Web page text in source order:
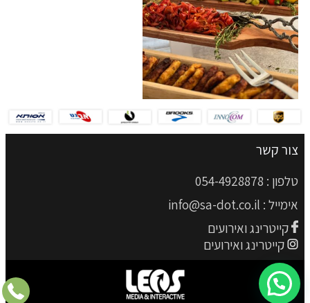
צור קשר
טלפון : 054-4928878
אימייל : info@sa-dot.co.il
קייטרינג ואירועים
קייטרינג ואירועים